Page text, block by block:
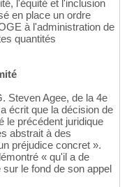
l'équité et l'inclusion
en place un ordre
à l'administration de
quantités
Steven Agee, de la 4e
écrit que la décision de
le précédent juridique
abstrait à des
préjudice concret ».
« qu'il a de
le fond de son appel